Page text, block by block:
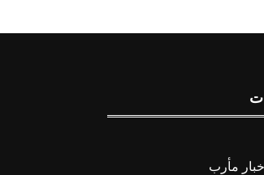
مأرب